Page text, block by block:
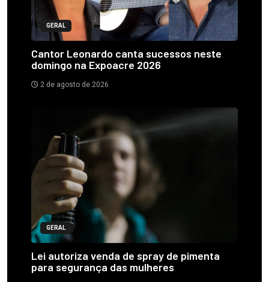
GERAL
Cantor Leonardo canta sucessos neste
domingo na Expoacre 2026
2 de agosto de 2026
GERAL
Lei autoriza venda de spray de pimenta
para segurança das mulheres